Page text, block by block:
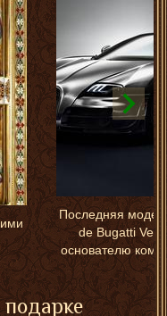
Последняя
de Bugatti
основателю